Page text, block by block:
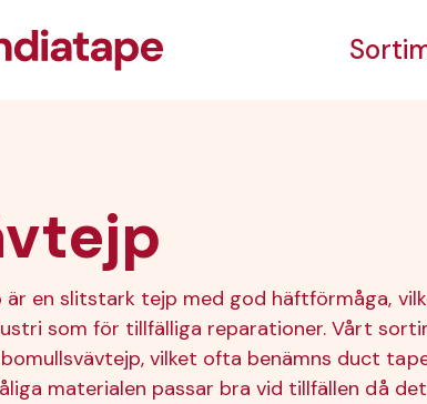
är en slitstark tejp med god häftförmåga,
som för tillfälliga reparationer. Vårt
vilket ofta benämns duct
materialen passar bra vid tillfällen då